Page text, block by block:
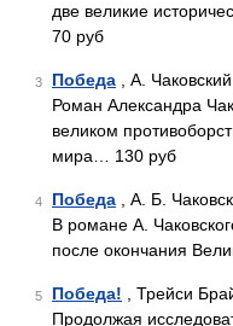
две великие
70 руб
3 Победа , А.
Роман Александра
великом
мира… 130 руб
4 Победа , А. Б.
В романе А.
после окончания
5 Победа! , Трейси
Продолжая